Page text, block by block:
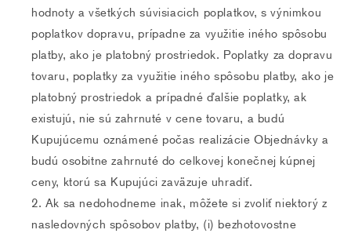
hodnoty a všetkých súvisiacich poplatkov, s výnimkou
poplatkov dopravu, prípadne za využitie iného spôsobu
platby, ako je platobný prostriedok. Poplatky za dopravu
tovaru, poplatky za využitie iného spôsobu platby, ako je
platobný prostriedok a prípadné ďalšie poplatky, ak
existujú, nie sú zahrnuté v cene tovaru, a budú
Kupujúcemu oznámené počas realizácie Objednávky a
budú osobitne zahrnuté do celkovej konečnej kúpnej
ceny, ktorú sa Kupujúci zaväzuje uhradiť.
Ak sa nedohodneme inak, môžete si zvoliť niektorý z
nasledovných spôsobov platby, (i) bezhotovostne